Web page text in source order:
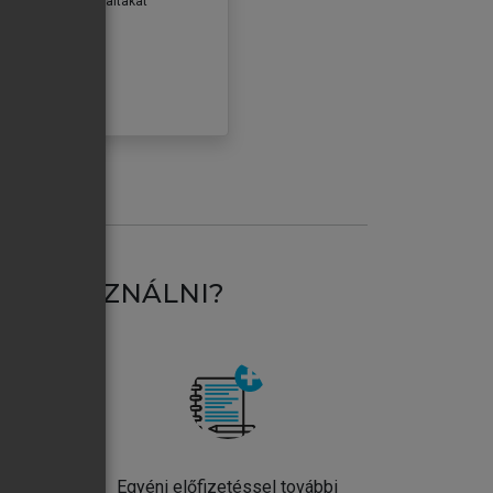
HASZNÁLNI?
Egyéni előfizetéssel további